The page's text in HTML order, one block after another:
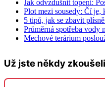
Jak odvzdušnit topení:
Plot mezi sousedy: Čí je,
5 tipů, jak se zbavit
Průměrná spotřeba vody
Mechové terárium
Už jste někdy